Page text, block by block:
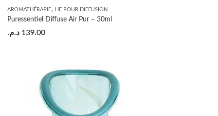
AROMATHÉRAPIE, HE POUR DIFFUSION
Puressentiel Diffuse Air Pur – 30ml
139.00 د.م.